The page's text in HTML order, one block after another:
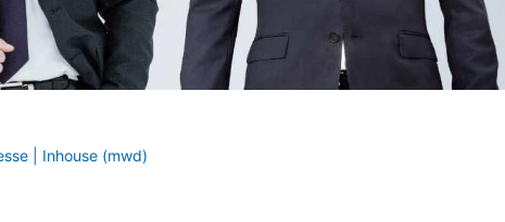
| Inhouse (mwd)